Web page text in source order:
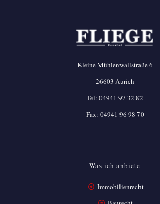
Kleine Mühlenwallstraße 6
26603 Aurich
Tel: 04941 97 32 82
Fax: 04941 96 98 70
Was ich anbiete
Immobilienrecht